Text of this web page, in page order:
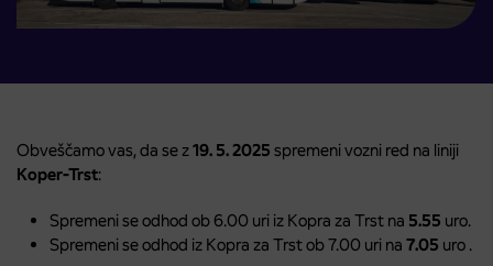
Obveščamo vas, da se z19. 5. 2025 spremeni vozni red na liniji
Koper-Trst:
Spremeni se odhod ob 6.00 uri iz Kopra za Trst na 5.55 uro.
Spremeni se odhod iz Kopra za Trst ob 7.00 uri na 7.05 uro .